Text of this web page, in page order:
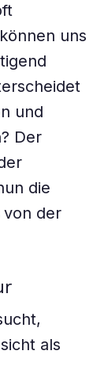
uns
und
Der
die
von der
als